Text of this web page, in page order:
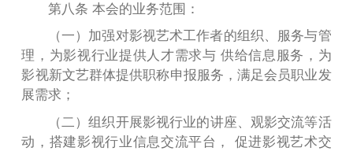
第八条 本会的业务范围：
（一）加强对影视艺术工作者的组织、服务与管
理，为影视行业提供人才需求与 供给信息服务，为
影视新文艺群体提供职称申报服务，满足会员职业发
展需求；
（二 ）组织开展影视行业的讲座、观影交流等活
动，搭建影视行业信息交流平台， 促进影视艺术交